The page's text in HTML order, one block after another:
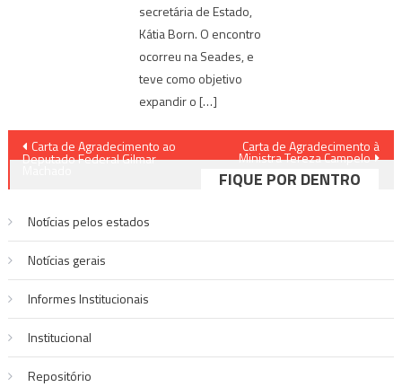
secretária de Estado,
Kátia Born. O encontro
ocorreu na Seades, e
teve como objetivo
expandir o […]
Navegação
de
Post
Carta de Agradecimento ao
Deputado Federal Gilmar
Carta de Agradecimento à
Ministra Tereza Campelo
FIQUE POR DENTRO
Notícias pelos estados
Notí­cias gerais
Informes Institucionais
Institucional
Repositório